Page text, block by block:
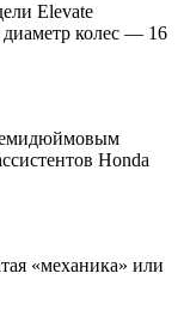
Elevate
колес — 16
Honda
«механика» или